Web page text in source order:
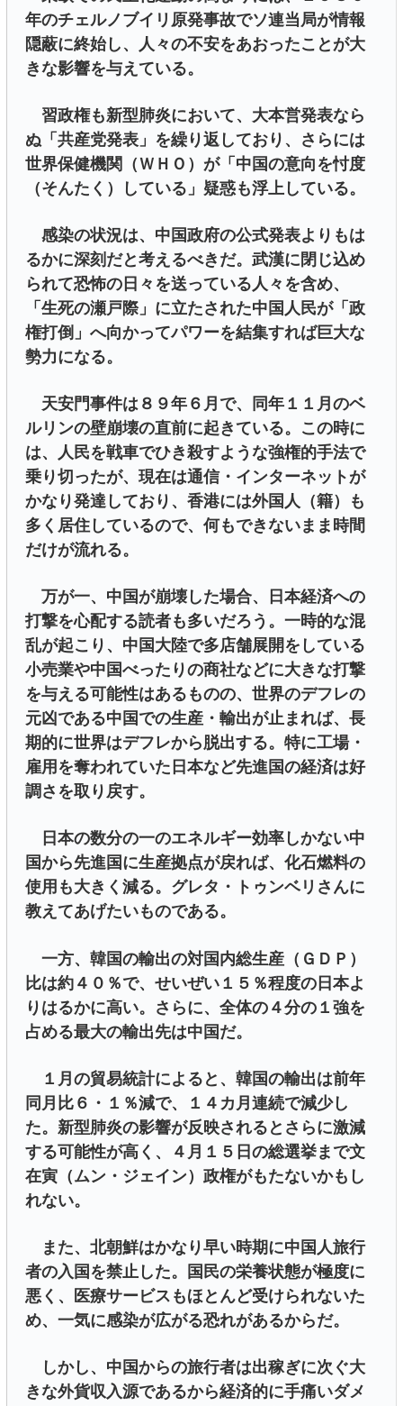
年のチェルノブイリ原発事故でソ連当局が情報
隠蔽に終始し、人々の不安をあおったことが大
きな影響を与えている。
習政権も新型肺炎において、大本営発表なら
ぬ「共産党発表」を繰り返しており、さらには
世界保健機関（ＷＨＯ）が「中国の意向を忖度
（そんたく）している」疑惑も浮上している。
感染の状況は、中国政府の公式発表よりもは
るかに深刻だと考えるべきだ。武漢に閉じ込め
られて恐怖の日々を送っている人々を含め、
「生死の瀬戸際」に立たされた中国人民が「政
権打倒」へ向かってパワーを結集すれば巨大な
勢力になる。
天安門事件は８９年６月で、同年１１月のベ
ルリンの壁崩壊の直前に起きている。この時に
は、人民を戦車でひき殺すような強権的手法で
乗り切ったが、現在は通信・インターネットが
かなり発達しており、香港には外国人（籍）も
多く居住しているので、何もできないまま時間
だけが流れる。
万が一、中国が崩壊した場合、日本経済への
打撃を心配する読者も多いだろう。一時的な混
乱が起こり、中国大陸で多店舗展開をしている
小売業や中国べったりの商社などに大きな打撃
を与える可能性はあるものの、世界のデフレの
元凶である中国での生産・輸出が止まれば、長
期的に世界はデフレから脱出する。特に工場・
雇用を奪われていた日本など先進国の経済は好
調さを取り戻す。
日本の数分の一のエネルギー効率しかない中
国から先進国に生産拠点が戻れば、化石燃料の
使用も大きく減る。グレタ・トゥンベリさんに
教えてあげたいものである。
一方、韓国の輸出の対国内総生産（ＧＤＰ）
比は約４０％で、せいぜい１５％程度の日本よ
りはるかに高い。さらに、全体の４分の１強を
占める最大の輸出先は中国だ。
１月の貿易統計によると、韓国の輸出は前年
同月比６・１％減で、１４カ月連続で減少し
た。新型肺炎の影響が反映されるとさらに激減
する可能性が高く、４月１５日の総選挙まで文
在寅（ムン・ジェイン）政権がもたないかもし
れない。
また、北朝鮮はかなり早い時期に中国人旅行
者の入国を禁止した。国民の栄養状態が極度に
悪く、医療サービスもほとんど受けられないた
め、一気に感染が広がる恐れがあるからだ。
しかし、中国からの旅行者は出稼ぎに次ぐ大
きな外貨収入源であるから経済的に手痛いダメ